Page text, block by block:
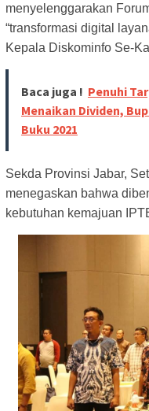
menyelenggarakan
“transformasi digital
Kepala Diskominfo Se-
Baca juga ! Penuhi
Menaikan Dividen,
Buku 2021
Sekda Provinsi Jabar,
menegaskan bahwa
kebutuhan kemajuan